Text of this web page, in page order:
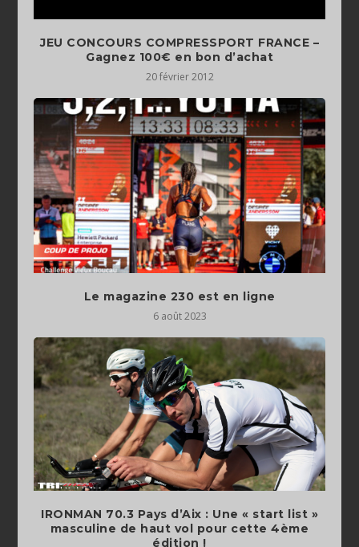
JEU CONCOURS COMPRESSPORT FRANCE –
Gagnez 100€ en bon d’achat
20 février 2012
Le magazine 230 est en ligne
6 août 2023
IRONMAN 70.3 Pays d’Aix : Une « start list »
masculine de haut vol pour cette 4ème
édition !